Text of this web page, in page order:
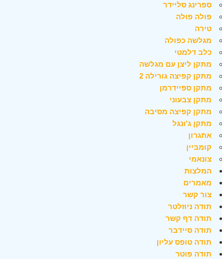
ספרינג סליידר
פולה פולה
טירה
מגלשה כפולה
כלב דלמטי
מתקן ליצן עם מגלשה
מתקן קפיצה גורילה 2
מתקן ספיידרמן
מתקן צבעוני
מתקן קפיצה מסיבה
מתקן ג'ונגל
אתגרון
קומביין
צונאמי
המלצות
מאמרים
צור קשר
תודה ניוזלטר
תודה דף קשר
תודה סיידבר
תודה טופס עליון
תודה פוטר